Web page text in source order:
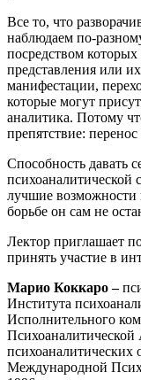
Все то, что
наблюдаем по-
посредством
представления или
манифестации,
которые могут
аналитика. Потому
препятствие:
Способность давать
психоаналитической
лучшие возможности
борьбе он сам не
Лектор приглашает
принять участие в
Марио Коккаро –
Института
Исполнительного
Международной